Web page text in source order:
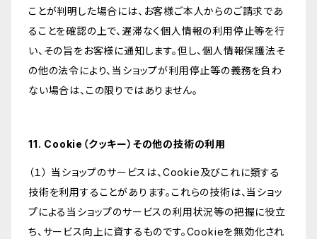
ことが判明した場合には、お客様ご本人からのご請求であ
ることを確認の上で、遅滞なく個人情報の利用停止等を行
い、その旨をお客様に通知します。但し、個人情報保護法そ
の他の法令により、当ショップが利用停止等の義務を負わ
ない場合は、この限りではありません。
11. Cookie（クッキー）その他の技術の利用
（１） 当ショップのサービスは、Cookie及びこれに類する
技術を利用することがあります。これらの技術は、当ショッ
プによる当ショップのサービスの利用状況等の把握に役立
ち、サービス向上に資するものです。Cookieを無効化され